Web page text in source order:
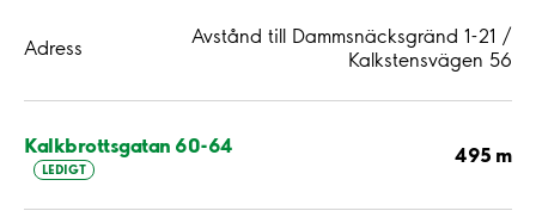
Adress
Avstånd till Dammsnäcksgränd 1-21 /
Kalkstensvägen 56
Kalkbrottsgatan 60-64
LEDIGT
495 m